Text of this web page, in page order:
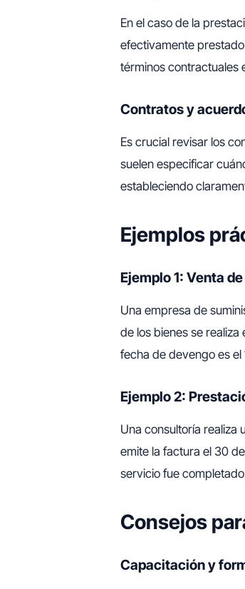
En el caso de la
efectivamente
términos contractuales
Contratos y
Es crucial revisar los
suelen especificar
estableciendo
Ejemplos
Ejemplo 1: Venta
Una empresa de
de los bienes se realiza
fecha de devengo es
Ejemplo 2:
Una consultoría realiza
emite la factura el 30
servicio fue
Consejos
Capacitación y